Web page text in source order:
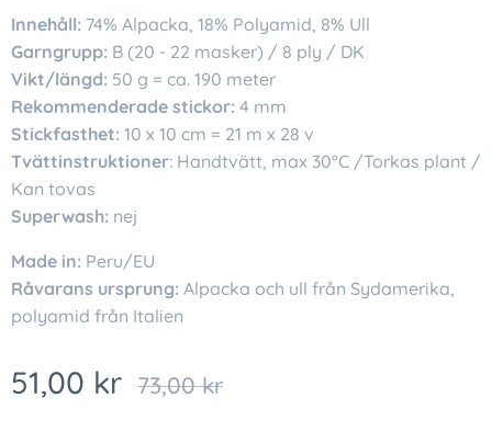
Innehåll: 74% Alpacka, 18% Polyamid, 8% Ull
Garngrupp: B (20 - 22 masker) / 8 ply / DK
Vikt/längd: 50 g = ca. 190 meter
Rekommenderade stickor: 4 mm
Stickfasthet: 10 x 10 cm = 21 m x 28 v
Tvättinstruktioner: Handtvätt, max 30°C /Torkas plant /
Kan tovas
Superwash: nej
Made in: Peru/EU
Råvarans ursprung: Alpacka och ull från Sydamerika,
polyamid från Italien
51,00 kr 73,00kr